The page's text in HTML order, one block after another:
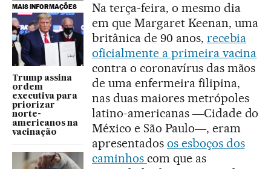
MAIS INFORMAÇÕES
Trump assina
ordem
executiva para
priorizar
norte-
americanos na
vacinação
Na terça-feira, o mesmo dia
em que Margaret Keenan, uma
britânica de 90 anos, recebia
oficialmente a primeira vacina
contra o coronavírus das mãos
de uma enfermeira filipina,
nas duas maiores metrópoles
latino-americanas ―Cidade do
México e São Paulo―, eram
apresentados os esboços dos
caminhos com que as